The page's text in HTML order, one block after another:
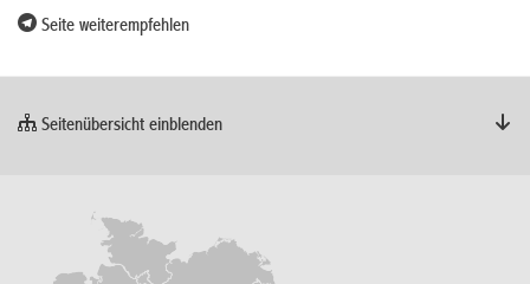
Seite weiterempfehlen
Seitenübersicht einblenden